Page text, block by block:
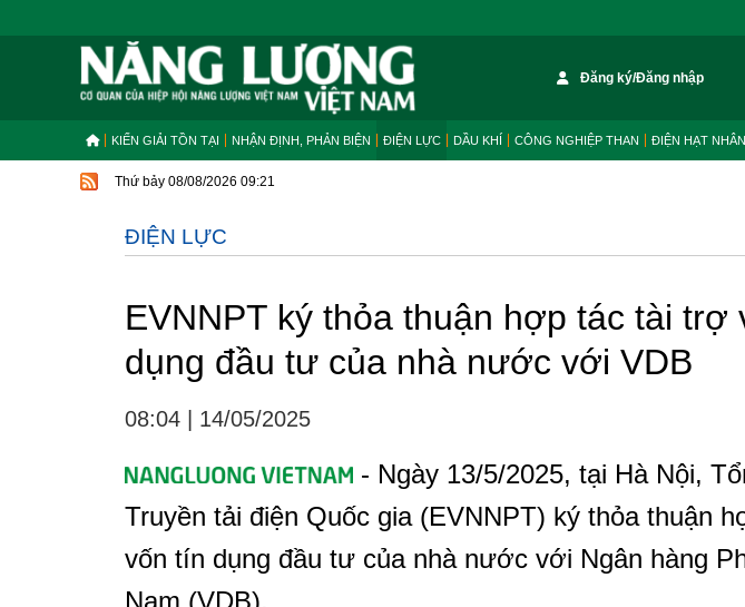
Đăng ký/Đăng nhập
KIẾN GIẢI TỒN TẠI NHẬN ĐỊNH, PHẢN BIỆN ĐIỆN LỰC DẦU KHÍ CÔNG NGHIỆP THAN ĐIỆN HẠT
Thứ bảy 08/08/2026 09:21
ĐIỆN LỰC
EVNNPT ký thỏa thuận hợp tác tài trợ
dụng đầu tư của nhà nước với VDB
08:04 14/05/2025
- Ngày 13/5/2025, tại Hà Nội,
Truyền tải điện Quốc gia (EVNNPT) ký thỏa thuận
vốn tín dụng đầu tư của nhà nước với Ngân hàng
Nam (VDB).